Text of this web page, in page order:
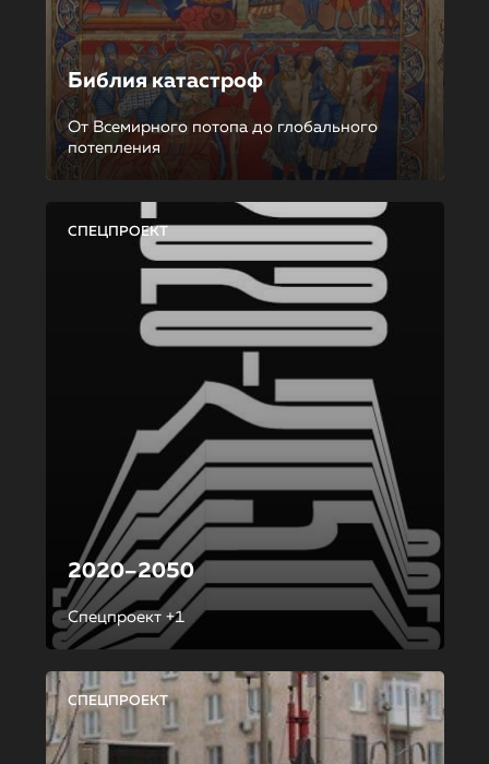
Библия катастроф
От Всемирного потопа до глобального
потепления
СПЕЦПРОЕКТ
2020–2050
Спецпроект +1
СПЕЦПРОЕКТ